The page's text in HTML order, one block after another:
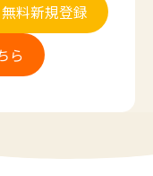
料新規登録
ら